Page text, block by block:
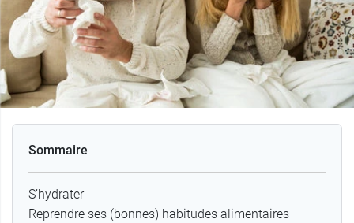
Sommaire
S’hydrater
Reprendre ses (bonnes) habitudes alimentaires